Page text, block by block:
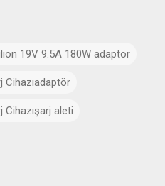
19V 9.5A 180W adaptör
Cihazıadaptör
Cihazışarj aleti